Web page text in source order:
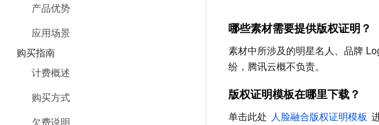
产品优势
应用场景
购买指南
计费概述
购买方式
欠费说明
哪些素材需要提供版权证明？
素材中所涉及的明星名人、品牌
纷，腾讯云概不负责。
版权证明模板在哪里下载？
单击此处 人脸融合版权证明模板